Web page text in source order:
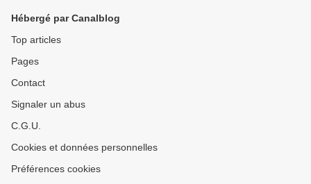
Hébergé par Canalblog
Top articles
Pages
Contact
Signaler un abus
C.G.U.
Cookies et données personnelles
Préférences cookies